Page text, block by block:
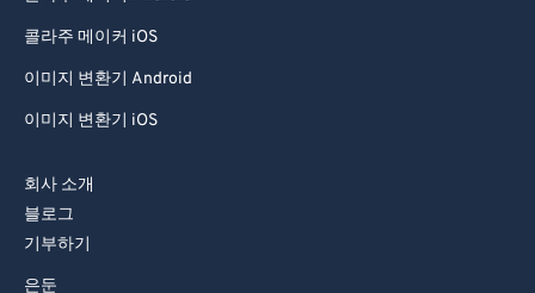
콜라주 메이커 iOS
이미지 변환기 Android
이미지 변환기 iOS
회사 소개
블로그
기부하기
은둔